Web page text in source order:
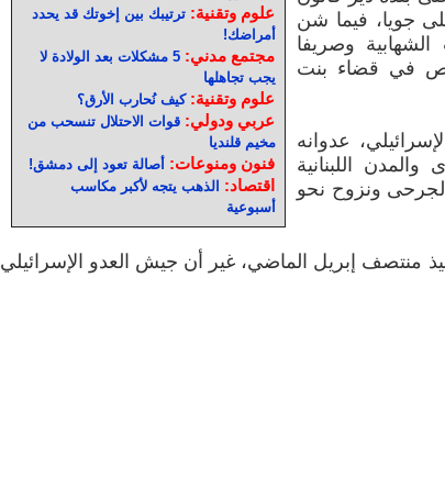
علوم وتقنية:ترتيبك بين إخوتك قد يحدد
أمراضك!
مجتمع مدني:
5 مشكلات بعد الولادة لا
يجب تجاهلها
علوم وتقنية:كيف نُحارب الأرق؟
عربي ودولي:قوات الاحتلال تنسحب من
مخيم قلنديا
فنون ومنوعات:أصالة تعود إلى دمشق!
اقتصاد: الذهب يتجه لأكبر مكاسب
أسبوعية
جويا، فيما شن
وصريفا
في قضاء بنت
عدوانه
اللبنانية
ونزوح نحو
منتصف إبريل الماضي، غير أن جيش العدو الإسرائيلي